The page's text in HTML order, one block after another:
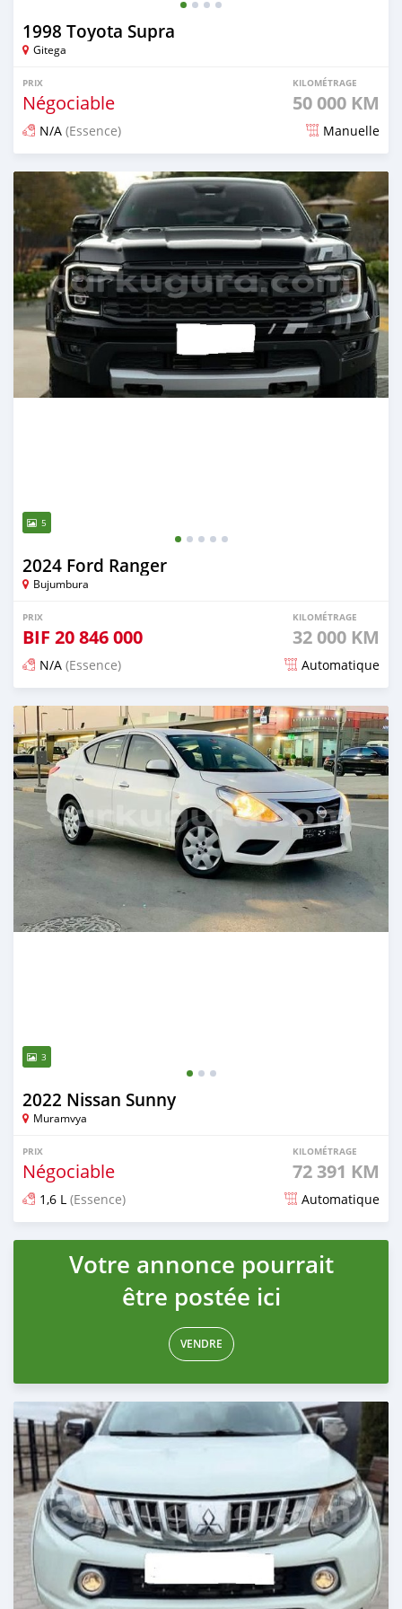
1998 Toyota Supra
Gitega
PRIX
Négociable
KILOMÉTRAGE
50 000 KM
N/A (Essence) Manuelle
Publié il y a environ 2 mois
5
2024 Ford Ranger
Bujumbura
PRIX
BIF 20 846 000
KILOMÉTRAGE
32 000 KM
N/A (Essence) Automatique
Publié il y a 3 mois
3
2022 Nissan Sunny
Muramvya
PRIX
Négociable
KILOMÉTRAGE
72 391 KM
1,6 L (Essence) Automatique
Publié il y a 3 mois
Votre annonce pourrait
être postée ici
VENDRE